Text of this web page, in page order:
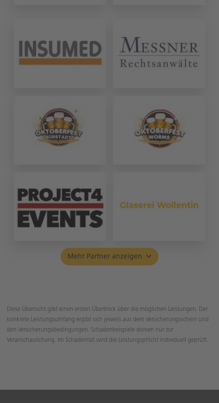
Mehr Partner anzeigen
Diese Übersicht gibt einen ersten Überblick über die möglichen Leistungen. Der
konkrete Leistungsumfang ergibt sich jeweils aus dem Versicherungsschein und
den Versicherungsbedingungen. Schadenbeispiele dienen nur zur
Veranschaulichung. Im Schadenfall wird die Leistungspflicht individuell geprüft.